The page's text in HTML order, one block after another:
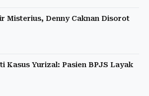
Misterius, Denny Caknan Disorot
Kasus Yurizal: Pasien BPJS Layak